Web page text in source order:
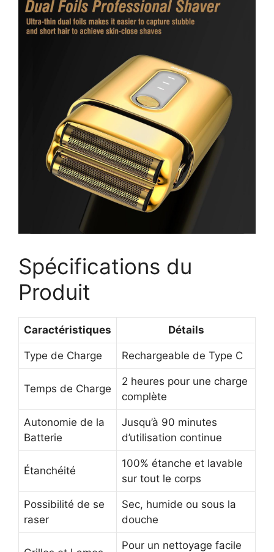
Spécifications du
Produit
Caractéristiques Détails
Type de Charge Rechargeable de Type C
Temps de Charge
2 heures pour une charge
complète
Autonomie de la
Batterie
Jusqu’à 90 minutes
d’utilisation continue
Étanchéité
100% étanche et lavable
sur tout le corps
Possibilité de se
raser
Sec, humide ou sous la
douche
Pour un nettoyage facile